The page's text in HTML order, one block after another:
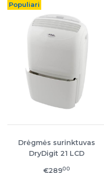
Populiari
Drėgmės surinktuvas
DryDigit 21 LCD
€28900